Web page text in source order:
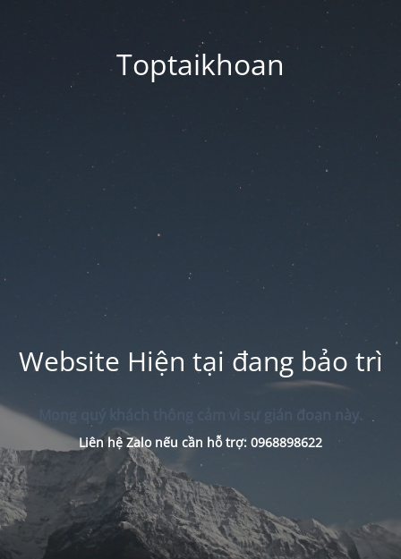
Toptaikhoan
Website Hiện tại đang bảo trì
Mong quý khách thông cảm vì sự gián đoạn này.
Liên hệ Zalo nếu cần hỗ trợ: 0968898622